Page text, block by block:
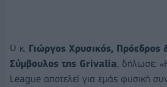
Ο κ. Γιώργος Χρυσικός, Πρόεδρος
Σύμβουλος της Grivalia, δήλωσε:
League αποτελεί για εμάς φυσική